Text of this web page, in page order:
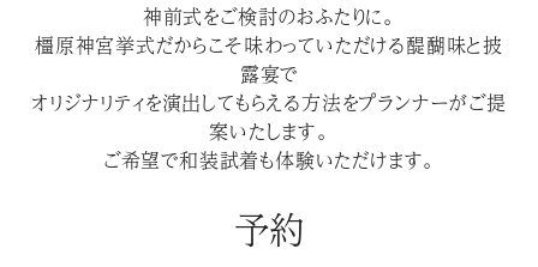
神前式をご検討のおふたりに。
橿原神宮挙式だからこそ味わっていただける醍醐味と披
露宴で
オリジナリティを演出してもらえる方法をプランナーがご提
案いたします。
ご希望で和装試着も体験いただけます。
予約